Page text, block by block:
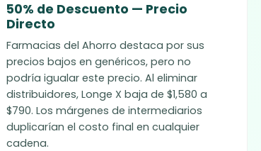
50% de Descuento — Precio
Directo
Farmacias del Ahorro destaca por sus
precios bajos en genéricos, pero no
podría igualar este precio. Al eliminar
distribuidores, Longe X baja de $1,580 a
$790. Los márgenes de intermediarios
duplicarían el costo final en cualquier
cadena.